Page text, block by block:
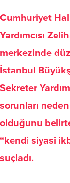
Cumhuriyet
Yardımcısı
merkezinde
İstanbul
Sekreter
sorunları
olduğunu
“kendi siyasi
suçladı.